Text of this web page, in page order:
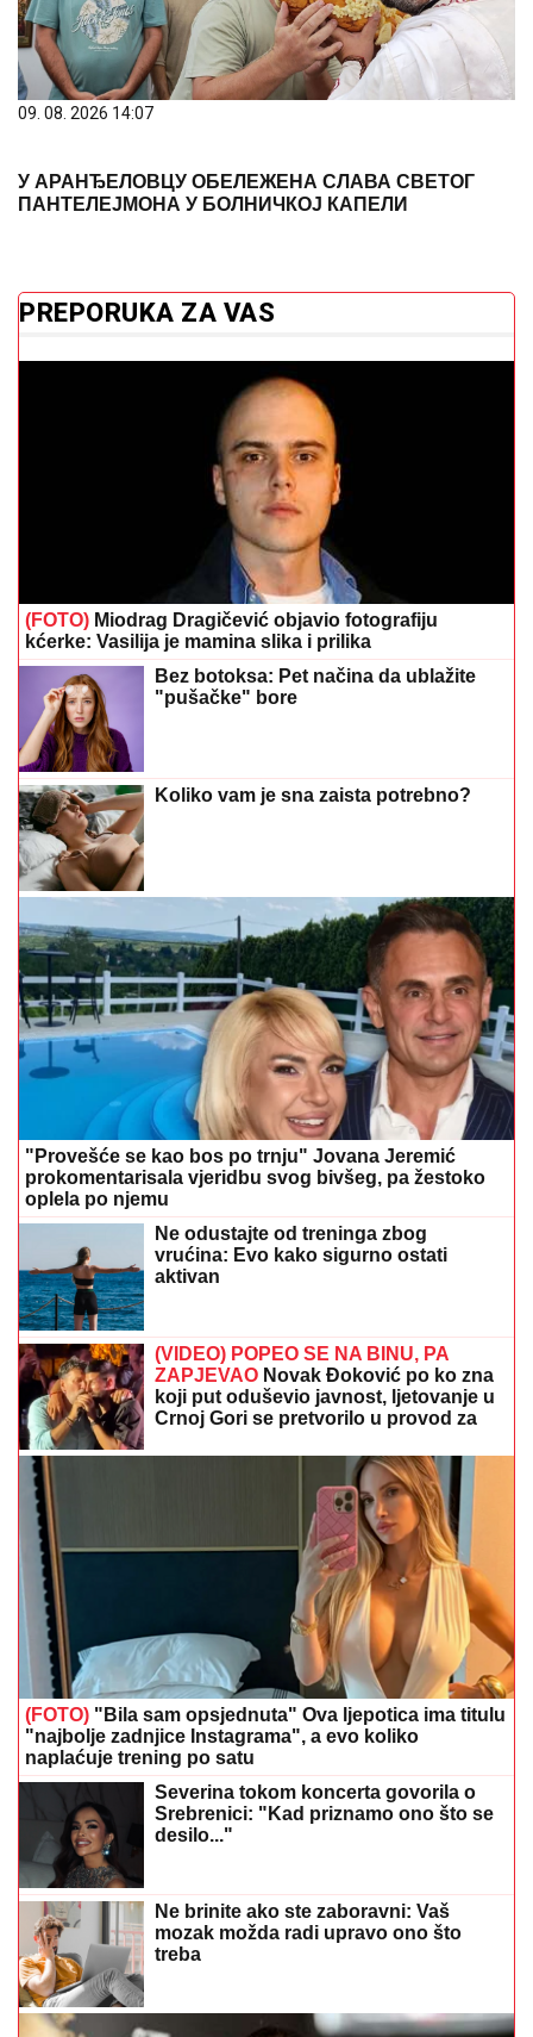
09. 08. 2026 14:07
У АРАНЂЕЛОВЦУ ОБЕЛЕЖЕНА СЛАВА СВЕТОГ
ПАНТЕЛЕЈМОНА У БОЛНИЧКОЈ КАПЕЛИ
PREPORUKA ZA VAS
(FOTO) Miodrag Dragičević objavio fotografiju
kćerke: Vasilija je mamina slika i prilika
Bez botoksa: Pet načina da ublažite
"pušačke" bore
Koliko vam je sna zaista potrebno?
"Provešće se kao bos po trnju" Jovana Jeremić
prokomentarisala vjeridbu svog bivšeg, pa žestoko
oplela po njemu
Ne odustajte od treninga zbog
vrućina: Evo kako sigurno ostati
aktivan
(VIDEO) POPEO SE NA BINU, PA
ZAPJEVAO Novak Đoković po ko zna
koji put oduševio javnost, ljetovanje u
Crnoj Gori se pretvorilo u provod za
(FOTO) "Bila sam opsjednuta" Ova ljepotica ima titulu
"najbolje zadnjice Instagrama", a evo koliko
naplaćuje trening po satu
Severina tokom koncerta govorila o
Srebrenici: "Kad priznamo ono što se
desilo..."
Ne brinite ako ste zaboravni: Vaš
mozak možda radi upravo ono što
treba